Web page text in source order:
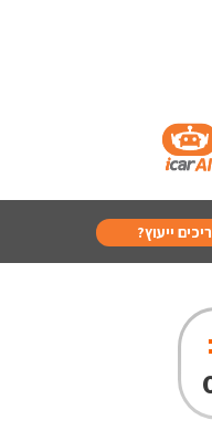
ייעוץ?